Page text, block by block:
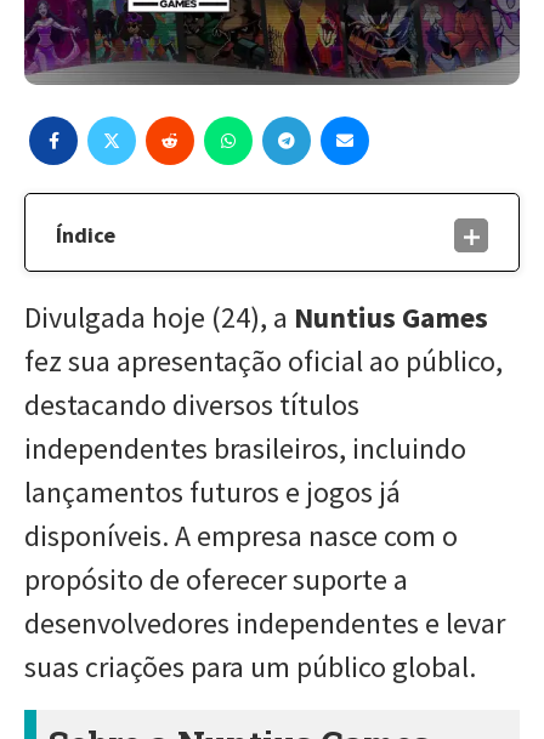
Índice
Divulgada hoje (24), a Nuntius Games
fez sua apresentação oficial ao público,
destacando diversos títulos
independentes brasileiros, incluindo
lançamentos futuros e jogos já
disponíveis. A empresa nasce com o
propósito de oferecer suporte a
desenvolvedores independentes e levar
suas criações para um público global.